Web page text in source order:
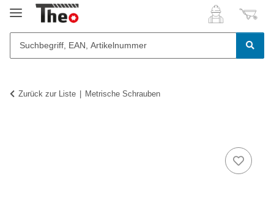
Zurück zur Liste Metrische Schrauben